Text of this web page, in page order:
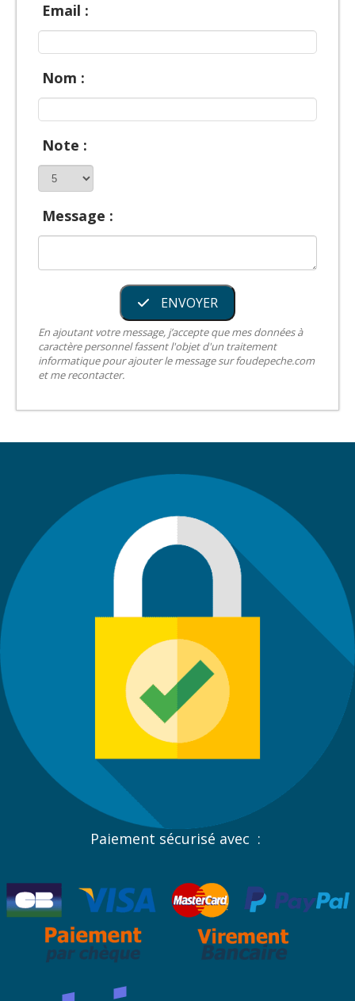
Email :
Nom :
Note :
Message :
ENVOYER
En ajoutant votre message, j’accepte que mes données à
caractère personnel fassent l'objet d'un traitement
informatique pour ajouter le message sur foudepeche.com
et me recontacter.
Paiement sécurisé avec :